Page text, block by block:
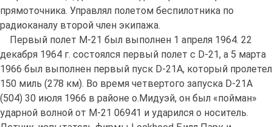
прямоточника. Управлял полетом беспилотника по
радиоканалу второй член экипажа.
Первый полет М-21 был выполнен 1 апреля 1964. 22
декабря 1964 г. состоялся первый полет с D-21, а 5 марта
1966 был выполнен первый пуск D-21A, который пролетел
150 миль (278 км). Во время четвертого запуска D-21А
(504) 30 июля 1966 в районе о.Мидуэй, он был «пойман»
ударной волной от М-21 06941 и ударился о носитель.